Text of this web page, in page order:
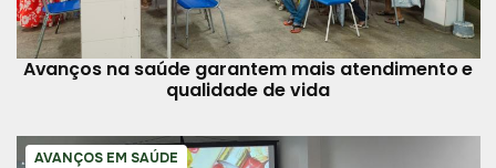
Avanços na saúde garantem mais atendimento e
qualidade de vida
AVANÇOS EM SAÚDE